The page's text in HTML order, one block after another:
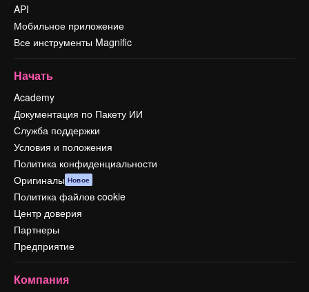
API
Мобильное приложение
Все инструменты Magnific
Начать
Academy
Документация по Пакету ИИ
Служба поддержки
Условия и положения
Политика конфиденциальности
Оригиналы Новое
Политика файлов cookie
Центр доверия
Партнеры
Предприятие
Компания